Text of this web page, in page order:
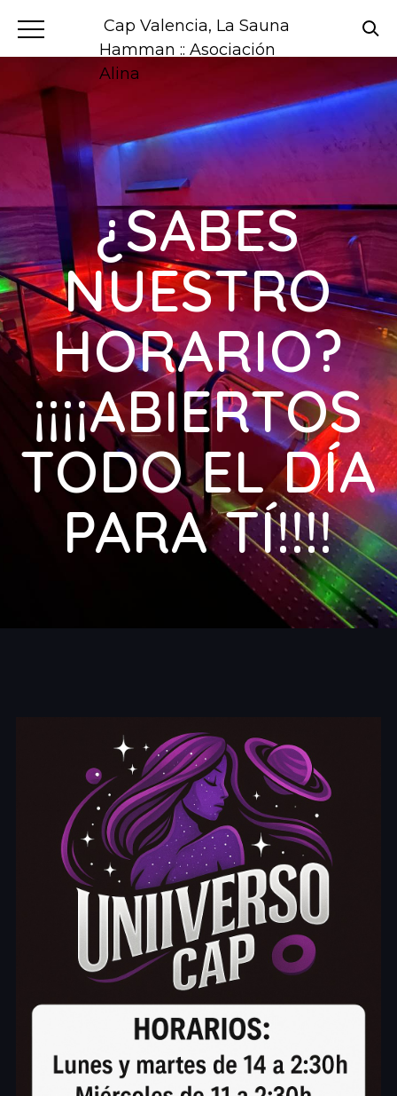
Cap Valencia, La Sauna
Hamman :: Asociación
Alina
¿SABES
NUESTRO
HORARIO?
¡¡¡¡ABIERTOS
TODO EL DÍA
PARA TÍ!!!!